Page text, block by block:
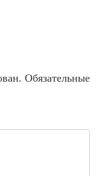
Обязательные